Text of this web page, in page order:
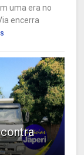
uma era no
encerra